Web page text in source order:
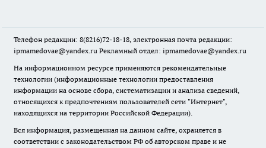
Телефон редакции: 8(8216)72-18-18, электронная почта редакции:
ipmamedovae@yandex.ru Рекламный отдел: ipmamedovae@yandex.ru
На информационном ресурсе применяются рекомендательные
технологии (информационные технологии предоставления
информации на основе сбора, систематизации и анализа сведений,
относящихся к предпочтениям пользователей сети "Интернет",
находящихся на территории Российской Федерации).
Вся информация, размещенная на данном сайте, охраняется в
соответствии с законодательством РФ об авторском праве и не